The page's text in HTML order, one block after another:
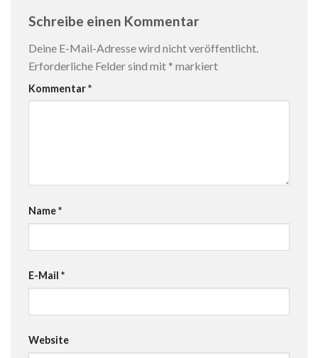
Schreibe einen Kommentar
Deine E-Mail-Adresse wird nicht veröffentlicht.
Erforderliche Felder sind mit * markiert
Kommentar*
Name*
E-Mail *
Website